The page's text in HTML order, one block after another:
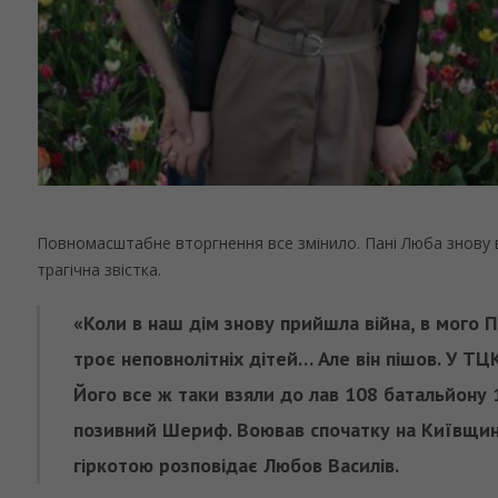
Повномасштабне вторгнення все змінило. Пані Люба знову
трагічна звістка.
«Коли в наш дім знову прийшла війна, в мого
троє неповнолітніх дітей… Але він пішов. У
Його все ж таки взяли до лав 108
позивний Шериф. Воював спочатку на
гіркотою розповідає Любов Василів.